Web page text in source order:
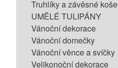
Truhlíky a závěsné koše
UMĚLÉ TULIPÁNY
Vánoční dekorace
Vánoční domečky
Vánoční věnce a svíčky
Velikonoční dekorace